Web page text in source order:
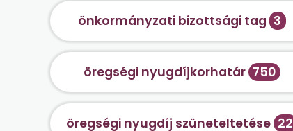
önkormányzati bizottsági tag 3
öregségi nyugdíjkorhatár 750
öregségi nyugdíj szüneteltetése 22